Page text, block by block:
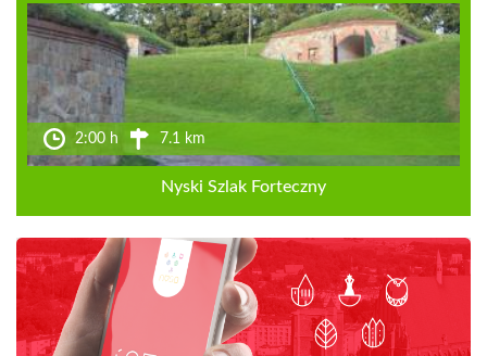
2:00 h 7.1 km
Nyski Szlak Forteczny